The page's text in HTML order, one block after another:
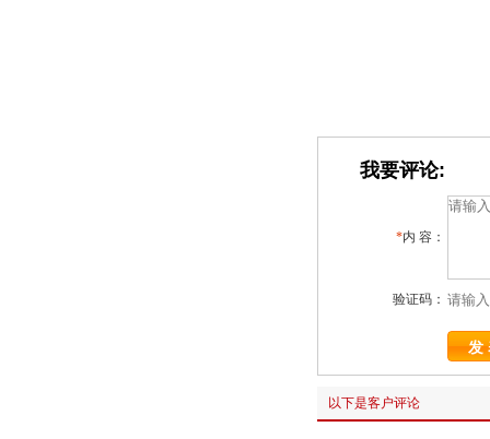
我要评论:
*内 容：
验证码：
以下是客户评论